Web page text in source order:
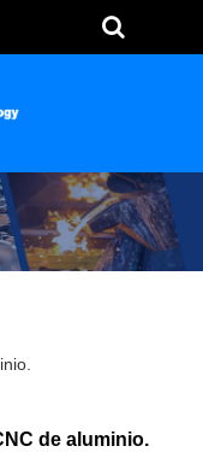
de aluminio.